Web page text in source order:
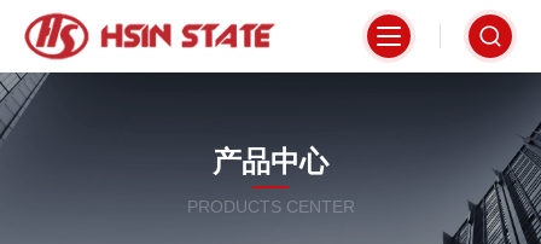
产品中心
PRODUCTS CENTER